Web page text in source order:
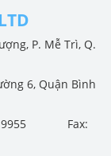
P. Mễ Trì, Q.
6, Quận Bình
Fax: